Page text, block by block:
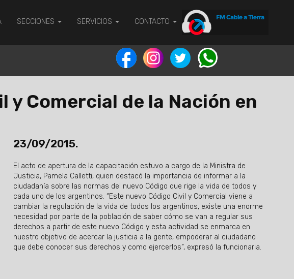
SECCIONES SERVICIOS CONTACTO
Comercial de la Nación en
23/09/2015.
El acto de apertura de la capacitación estuvo a cargo de la Ministra de
Justicia, Pamela Calletti, quien destacó la importancia de informar a la
ciudadanía sobre las normas del nuevo Código que rige la vida de todos y
cada uno de los argentinos. “Este nuevo Código Civil y Comercial viene a
cambiar la regulación de la vida de todos los argentinos, existe una enorme
necesidad por parte de la población de saber cómo se van a regular sus
derechos a partir de este nuevo Código y esta actividad se enmarca en
nuestro objetivo de acercar la justicia a la gente, empoderar al ciudadano
que debe conocer sus derechos y como ejercerlos”, expresó la funcionaria.